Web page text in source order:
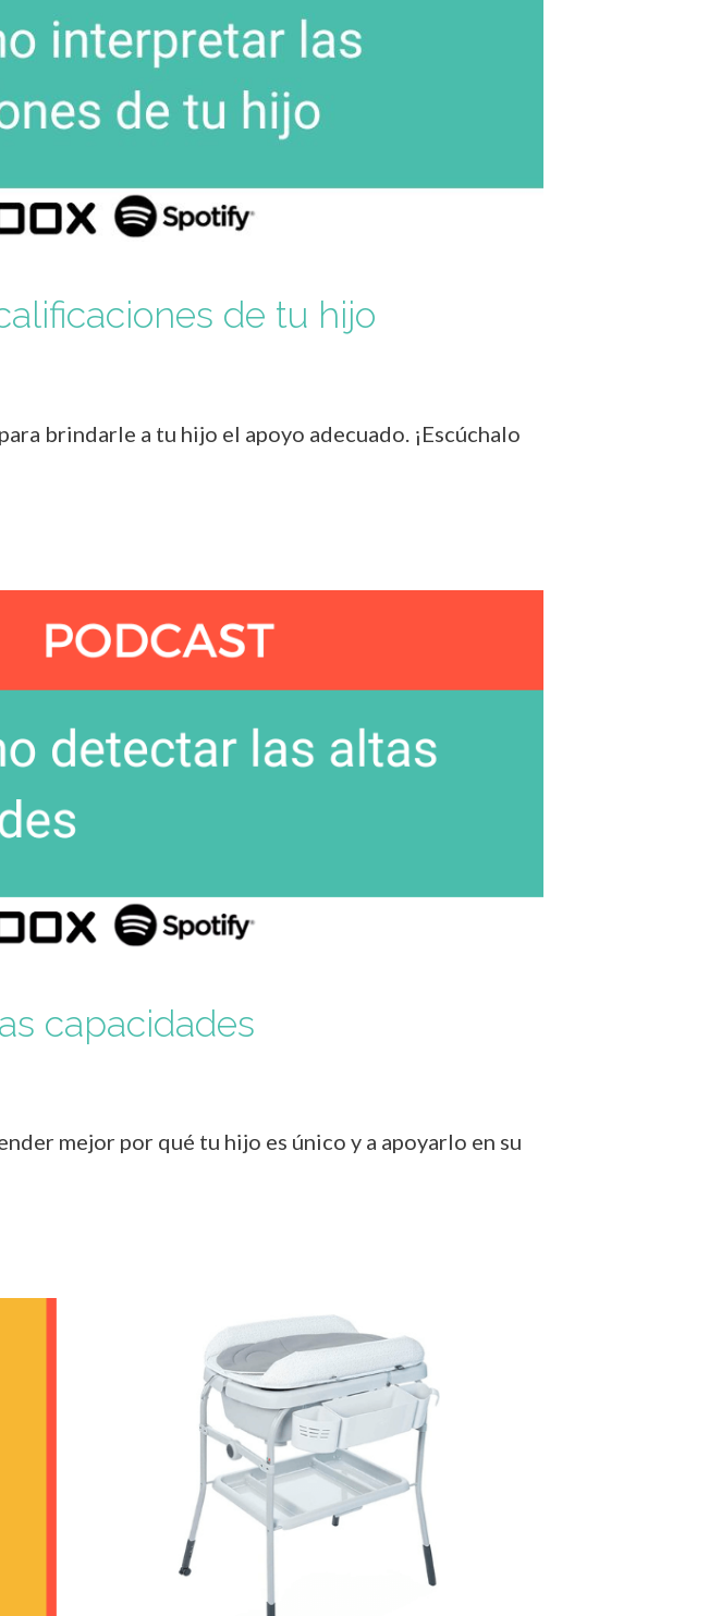
de tu hijo
brindarle a tu hijo el apoyo adecuado. ¡Escúchalo
capacidades
mejor por qué tu hijo es único y a apoyarlo en su